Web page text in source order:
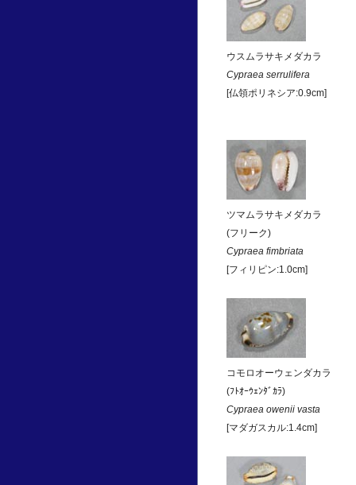
ウスムラサキメダカラ
Cypraea serrulifera
[仏領ポリネシア:0.9cm]
ツマムラサキメダカラ
(フリーク)
Cypraea fimbriata
[フィリピン:1.0cm]
コモロオーウェンダカラ
(ﾌﾄｵｰｳｪﾝﾀﾞｶﾗ)
Cypraea owenii vasta
[マダガスカル:1.4cm]